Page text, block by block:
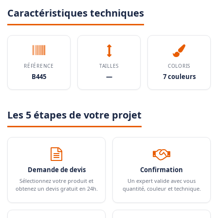
Caractéristiques techniques
RÉFÉRENCE
B445
TAILLES
—
COLORIS
7 couleurs
Les 5 étapes de votre projet
Demande de devis
Sélectionnez votre produit et
obtenez un devis gratuit en 24h.
Confirmation
Un expert valide avec vous
quantité, couleur et technique.